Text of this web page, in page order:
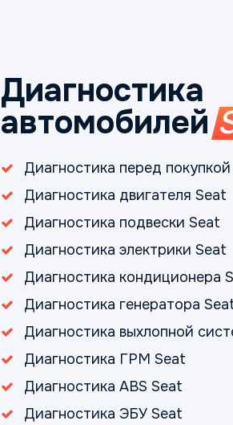
Диагностика
автомобилей
Диагностика перед
Диагностика двигателя Seat
Диагностика подвески Seat
Диагностика электрики Seat
Диагностика кондиционера
Диагностика генератора
Диагностика выхлопной
Диагностика ГРМ Seat
Диагностика ABS Seat
Диагностика ЭБУ Seat